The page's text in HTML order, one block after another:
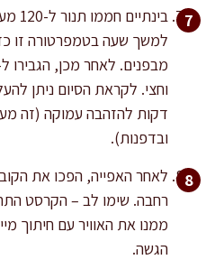
למשך שעה בטמפרטורה זו
דקות להזהבה עמוקה (זה
ובדפנות).
לאחר האפייה, הפכו את
רחבה. שימו לב – הקרסט
הגשה.